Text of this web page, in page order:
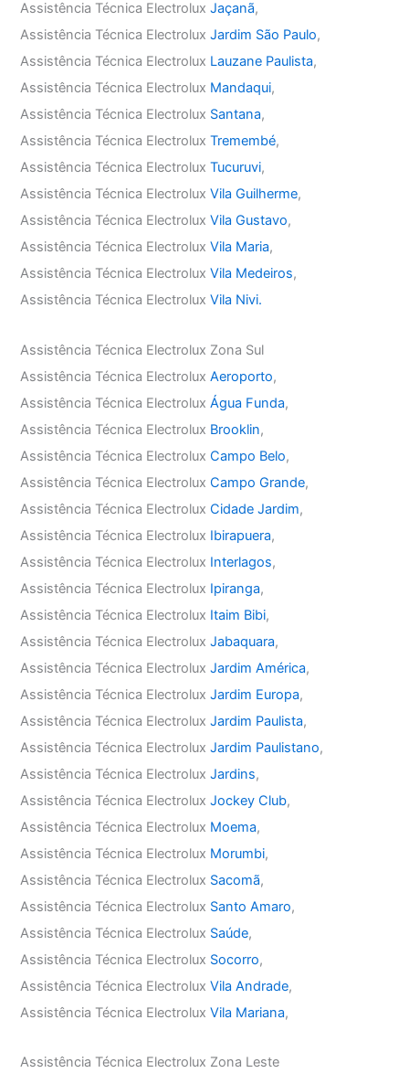
Assistência Técnica ElectroluxJaçanã,
Assistência Técnica ElectroluxJardim São Paulo,
Assistência Técnica Electrolux Lauzane Paulista,
Assistência Técnica Electrolux Mandaqui,
Assistência Técnica Electrolux Santana,
Assistência Técnica ElectroluxTremembé,
Assistência Técnica ElectroluxTucuruvi,
Assistência Técnica ElectroluxVila Guilherme,
Assistência Técnica ElectroluxVila Gustavo,
Assistência Técnica ElectroluxVila Maria,
Assistência Técnica ElectroluxVila Medeiros,
Assistência Técnica ElectroluxVila Nivi.
Assistência Técnica Electrolux Zona Sul
Assistência Técnica ElectroluxAeroporto,
Assistência Técnica ElectroluxÁgua Funda,
Assistência Técnica Electrolux Brooklin,
Assistência Técnica ElectroluxCampo Belo,
Assistência Técnica ElectroluxCampo Grande,
Assistência Técnica ElectroluxCidade Jardim,
Assistência Técnica Electrolux Ibirapuera,
Assistência Técnica Electrolux Interlagos,
Assistência Técnica Electrolux Ipiranga,
Assistência Técnica Electrolux Itaim Bibi,
Assistência Técnica ElectroluxJabaquara,
Assistência Técnica ElectroluxJardim América,
Assistência Técnica ElectroluxJardim Europa,
Assistência Técnica ElectroluxJardim Paulista,
Assistência Técnica ElectroluxJardim Paulistano,
Assistência Técnica ElectroluxJardins,
Assistência Técnica ElectroluxJockey Club,
Assistência Técnica Electrolux Moema,
Assistência Técnica Electrolux Morumbi,
Assistência Técnica Electrolux Sacomã,
Assistência Técnica Electrolux Santo Amaro,
Assistência Técnica Electrolux Saúde,
Assistência Técnica Electrolux Socorro,
Assistência Técnica ElectroluxVila Andrade,
Assistência Técnica ElectroluxVila Mariana,
Assistência Técnica Electrolux Zona Leste